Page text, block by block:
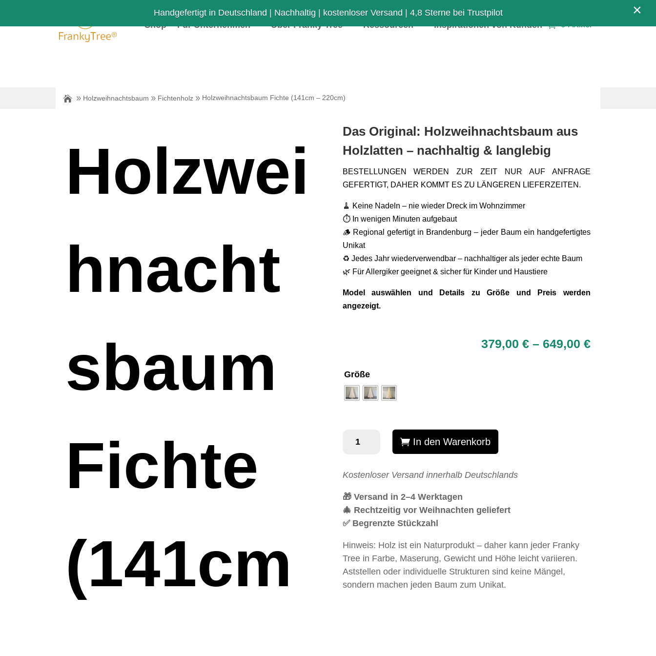
Handgefertigt in Deutschland | Nachhaltig | kostenloser Versand | 4,8 Sterne bei Trustpilot ×
Shop Für Unternehmen Über Franky Tree Ressourcen Inspirationen von Kunden 0-Artikel
Holzweihnachtsbaum Fichtenholz Holzweihnachtsbaum Fichte (141cm – 220cm)
Holzwei
hnacht
sbaum
Fichte
(141cm
Das Original: Holzweihnachtsbaum aus
Holzlatten – nachhaltig & langlebig
BESTELLUNGEN WERDEN ZUR ZEIT NUR AUF ANFRAGE
GEFERTIGT, DAHER KOMMT ES ZU LÄNGEREN LIEFERZEITEN.
🧹 Keine Nadeln – nie wieder Dreck im Wohnzimmer
⏱️ In wenigen Minuten aufgebaut
🪵 Regional gefertigt in Brandenburg – jeder Baum ein handgefertigtes
Unikat
♻️ Jedes Jahr wiederverwendbar – nachhaltiger als jeder echte Baum
🌿 Für Allergiker geeignet & sicher für Kinder und Haustiere
Model auswählen und Details zu Größe und Preis werden
angezeigt.
379,00 € – 649,00 €
Größe
Holzweihnachtsbaum
-
Menge
In den Warenkorb
Kostenloser Versand innerhalb Deutschlands
🎁 Versand in 2–4 Werktagen
🎄 Rechtzeitig vor Weihnachten geliefert
✅ Begrenzte Stückzahl
Hinweis: Holz ist ein Naturprodukt – daher kann jeder Franky
Tree in Farbe, Maserung, Gewicht und Höhe leicht variieren.
Aststellen oder individuelle Strukturen sind keine Mängel,
sondern machen jeden Baum zum Unikat.